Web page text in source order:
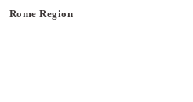
Rome Region